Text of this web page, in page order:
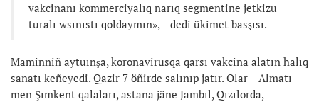
vakcinanı kommerciyalıq narıq segmentine jetkizu
turalı wsınıstı qoldaymın», – dedi ükimet basşısı.
Maminniñ aytuınşa, koronavirusqa qarsı vakcina alatın halıq
sanatı keñeyedi. Qazir 7 öñirde salınıp jatır. Olar – Almatı
men Şımkent qalaları, astana jäne Jambıl, Qızılorda,